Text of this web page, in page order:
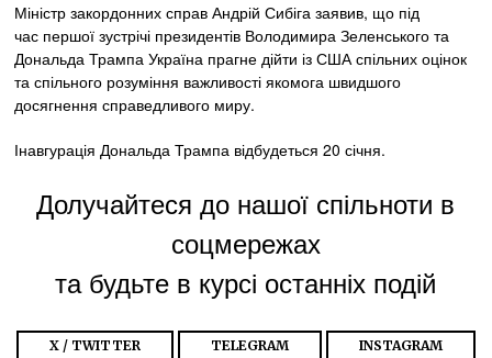
Міністр закордонних справ Андрій Сибіга заявив, що під
час першої зустрічі президентів Володимира Зеленського та
Дональда Трампа Україна прагне дійти із США спільних оцінок
та спільного розуміння важливості якомога швидшого
досягнення справедливого миру.
Інавгурація Дональда Трампа відбудеться 20 січня.
Долучайтеся до нашої спільноти в
соцмережах
та будьте в курсі останніх подій
X / TWITTER TELEGRAM INSTAGRAM